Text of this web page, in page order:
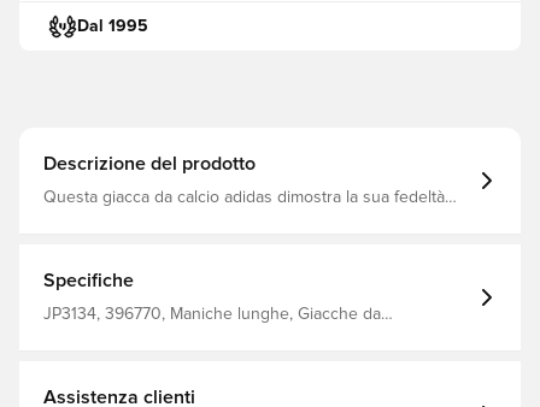
Dal 1995
Descrizione del prodotto
Questa giacca da calcio adidas dimostra la sua fedeltà
Specifiche
JP3134, 396770, Maniche lunghe, Giacche da
Assistenza clienti